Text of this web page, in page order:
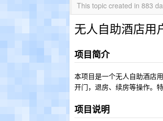
This topic created in 883
无人自助酒店用
项目简介
本项目是一个无人自助酒店
开门，退房、续房等操作。
项目说明